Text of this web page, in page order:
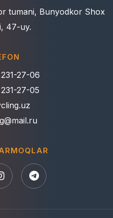
tumani, Bunyodkor Shox
47-uy.
27-06
27-05